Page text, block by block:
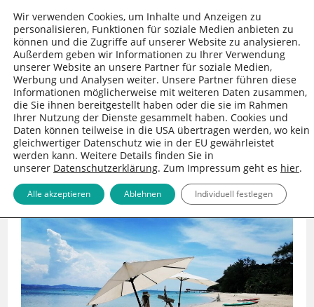
Inhalt
springen
MENÜ
Wir verwenden Cookies, um Inhalte und Anzeigen zu
personalisieren, Funktionen für soziale Medien anbieten zu
können und die Zugriffe auf unserer Website zu analysieren.
Außerdem geben wir Informationen zu Ihrer Verwendung
unserer Website an unsere Partner für soziale Medien,
Werbung und Analysen weiter. Unsere Partner führen diese
Informationen möglicherweise mit weiteren Daten zusammen,
die Sie ihnen bereitgestellt haben oder die sie im Rahmen
Ihrer Nutzung der Dienste gesammelt haben. Cookies und
Daten können teilweise in die USA übertragen werden, wo kein
gleichwertiger Datenschutz wie in der EU gewährleistet
werden kann. Weitere Details finden Sie in
unserer Datenschutzerklärung. Zum Impressum geht es hier.
Alle akzeptieren Ablehnen Individuell festlegen